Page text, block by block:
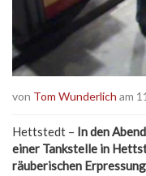
von Tom Wunderlich am
Hettstedt – In den
einer Tankstelle in
räuberischen